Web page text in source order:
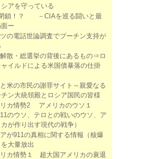
アを守っている
鎖！？ －CIAを巡る闘いと最
ー
ツの電話世論調査でプーチン支持が
散・総選挙の背後にあるもの⇒ロ
ャイルドによる米国債暴落の仕掛
米の市民の謝罪サイト～親愛なる
チン大統領殿とロシア国民の皆様
カ情勢2 アメリカのウソ１
のウソ、テロとの戦いのウソ、ア
カが作り出す現代の戦争）
が911の真相に関する情報（核爆
大量放出
カ情勢１ 超大国アメリカの衰退